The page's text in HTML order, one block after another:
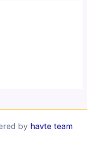
by havte team